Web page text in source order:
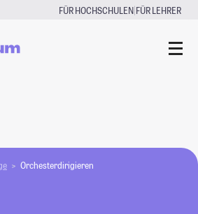
FÜR HOCHSCHULEN|FÜR LEHRER
Orchesterdirigieren